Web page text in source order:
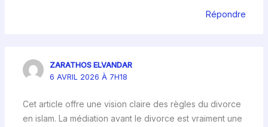
Répondre
ZARATHOS ELVANDAR
6 AVRIL 2026 À 7H18
Cet article offre une vision claire des règles du divorce
en islam. La médiation avant le divorce est vraiment une